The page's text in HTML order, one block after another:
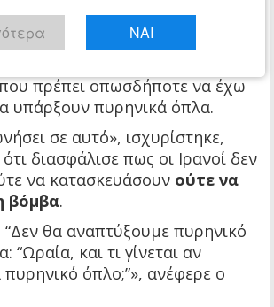
να καταλήξουμε σε συμφωνία,
να ανοίξουμε τα Στενά
υπογραφή».
πρέπει οπωσδήποτε να έχω
υπάρξουν πυρηνικά όπλα.
σε αυτό», ισχυρίστηκε,
διασφάλισε πως οι Ιρανοί δεν
να κατασκευάσουν ούτε να
βόμβα.
“Δεν θα αναπτύξουμε πυρηνικό
“Ωραία, και τι γίνεται αν
όπλο;”», ανέφερε ο
ΝΑΙ